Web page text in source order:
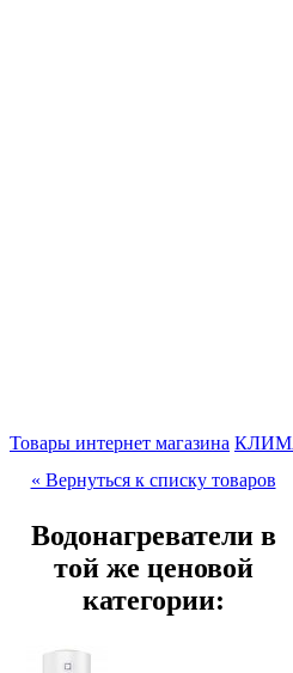
Товары интернет магазина
« Вернуться к списку товаров
Водонагреватели в
той же ценовой
категории: